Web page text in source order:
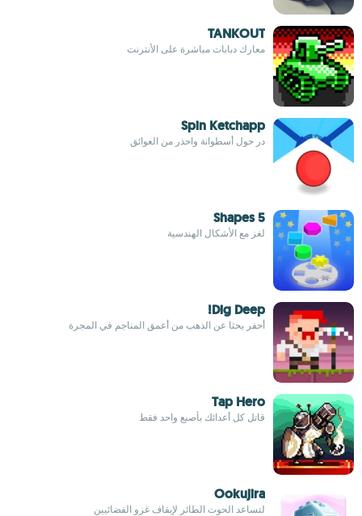
TANKOUT
معارك دبابات مباشرة على الأنترنت
Spin Ketchapp
در حول أسطوانة واحذر من العوائق
5 Shapes
لغز مع الأشكال الهندسية
Dig Deep!
أحفر بحثا عن الذهب من أعمق المناجم في المجرة
Tap Hero
قاتل كل أعدائك بأصبع واحد فقط
Ookujira
لتساعد الحوت الطائر لإيقاف غزو الفضائيين